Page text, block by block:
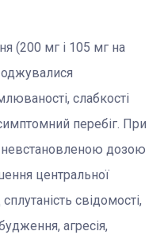
(200 мг і 105 мг на
слабкості
перебіг. При
невстановленою дозою
центральної
свідомості,
агресія,